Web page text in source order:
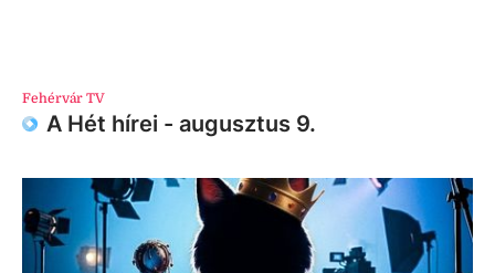
Fehérvár TV
A Hét hírei - augusztus 9.